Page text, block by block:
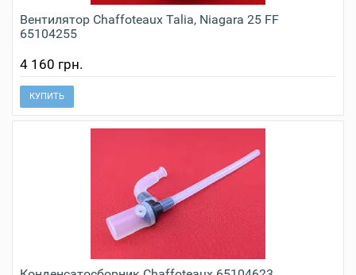
Вентилятор Сhaffoteaux Talia, Niagara 25 FF
65104255
4 160 грн.
КУПИТЬ